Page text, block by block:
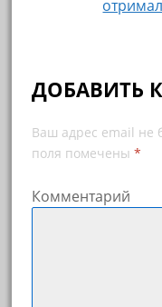
ДОБАВИТЬ
Ваш адрес email не
поля помечены *
Комментарий